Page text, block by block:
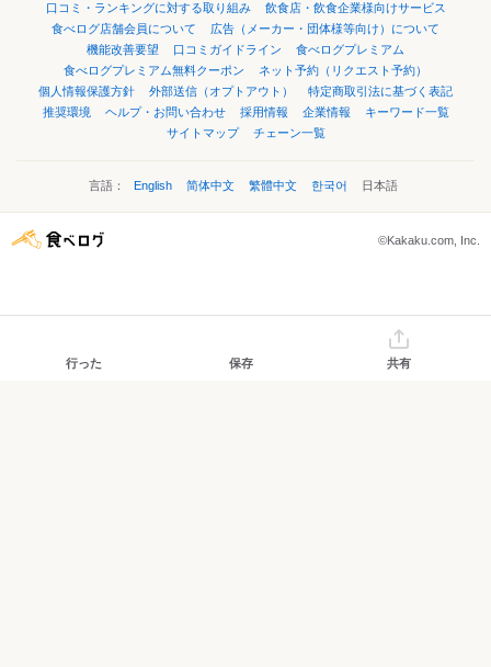
口コミ・ランキングに対する取り組み
飲食店・飲食企業様向けサービス
食べログ店舗会員について
広告（メーカー・団体様等向け）について
機能改善要望
口コミガイドライン
食べログプレミアム
食べログプレミアム無料クーポン
ネット予約（リクエスト予約）
個人情報保護方針
外部送信（オプトアウト）
特定商取引法に基づく表記
推奨環境
ヘルプ・お問い合わせ 採用情報 企業情報
キーワード一覧
サイトマップ
チェーン一覧
言語： English 简体中文 繁體中文 한국어 日本語
©Kakaku.com, Inc.
行った 保存 共有